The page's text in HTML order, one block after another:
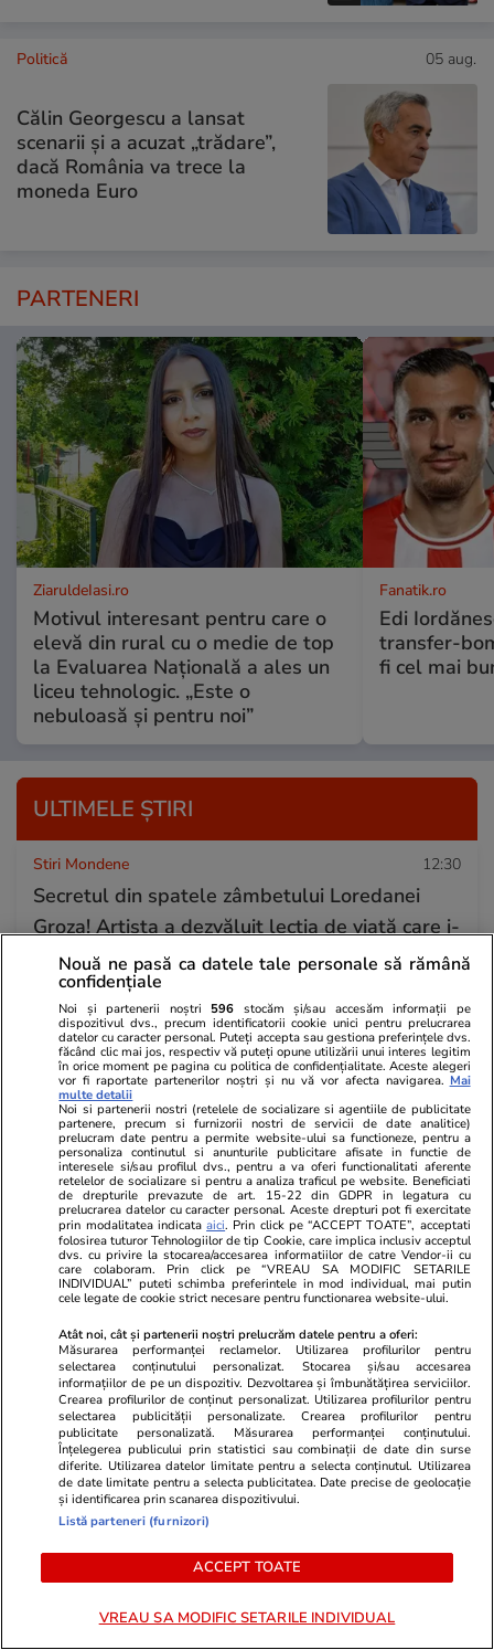
Politică 05 aug.
Călin Georgescu a lansat
scenarii și a acuzat „trădare”,
dacă România va trece la
moneda Euro
PARTENERI
ZiaruldeIasi.ro
Motivul interesant pentru care o
elevă din rural cu o medie de top
la Evaluarea Națională a ales un
liceu tehnologic. „Este o
nebuloasă și pentru noi”
Fanatik.ro
Edi
transfer-
fi cel mai
ULTIMELE ȘTIRI
Stiri Mondene 12:30
Secretul din spatele zâmbetului Loredanei
Groza! Artista a dezvăluit lecția de viață care i-
a schimbat complet perspectiva
Stiri Mondene 12:24
Anunțul făcut de Pro TV despre Burlacii: Foc în
paradis. Când revine Adelina Pestrițu pe micul
ecran în show-ul cu premiu de 50.000 de euro
Auto 12:22
Indicatorul rutier pe care șoferii îl pot ignora
complet: singurele 13 astfel de semne de
circulație pot fi văzute doar pe autostrada A9,
în Germania
Tehnologie 12:09
Încă un model AI, de această dată de la Meta,
a scăpat pe internet și a atacat o altă
companie
Citește mai multe
TRENDING
Nouă ne pasă ca datele tale personale să rămână
confidențiale
Noi și partenerii noștri 596 stocăm și/sau accesăm informații pe
dispozitivul dvs., precum identificatorii cookie unici pentru prelucrarea
datelor cu caracter personal. Puteți accepta sau gestiona preferințele dvs.
făcând clic mai jos, respectiv vă puteți opune utilizării unui interes legitim
în orice moment pe pagina cu politica de confidențialitate. Aceste alegeri
vor fi raportate partenerilor noștri și nu vă vor afecta navigarea. Mai
multe detalii
Noi si partenerii nostri (retelele de socializare si agentiile de publicitate
partenere, precum si furnizorii nostri de servicii de date analitice)
prelucram date pentru a permite website-ului sa functioneze, pentru a
personaliza continutul si anunturile publicitare afisate in functie de
interesele si/sau profilul dvs., pentru a va oferi functionalitati aferente
retelelor de socializare si pentru a analiza traficul pe website. Beneficiati
de drepturile prevazute de art. 15-22 din GDPR in legatura cu
prelucrarea datelor cu caracter personal. Aceste drepturi pot fi exercitate
prin modalitatea indicataaici. Prin click pe “ACCEPT TOATE”, acceptati
folosirea tuturor Tehnologiilor de tip Cookie, care implica inclusiv acceptul
dvs. cu privire la stocarea/accesarea informatiilor de catre Vendor-ii cu
care colaboram. Prin click pe “VREAU SA MODIFIC SETARILE
INDIVIDUAL” puteti schimba preferintele in mod individual, mai putin
cele legate de cookie strict necesare pentru functionarea website-ului.
Atât noi, cât și partenerii noștri prelucrăm datele pentru a oferi:
Măsurarea performanței reclamelor. Utilizarea profilurilor pentru
selectarea conținutului personalizat. Stocarea și/sau accesarea
informațiilor de pe un dispozitiv. Dezvoltarea și îmbunătățirea serviciilor.
Crearea profilurilor de conținut personalizat. Utilizarea profilurilor pentru
selectarea publicității personalizate. Crearea profilurilor pentru
publicitate personalizată. Măsurarea performanței conținutului.
Înțelegerea publicului prin statistici sau combinații de date din surse
diferite. Utilizarea datelor limitate pentru a selecta conținutul. Utilizarea
de date limitate pentru a selecta publicitatea. Date precise de geolocație
și identificarea prin scanarea dispozitivului.
Listă parteneri (furnizori)
ACCEPT TOATE
VREAU SA MODIFIC SETARILE INDIVIDUAL